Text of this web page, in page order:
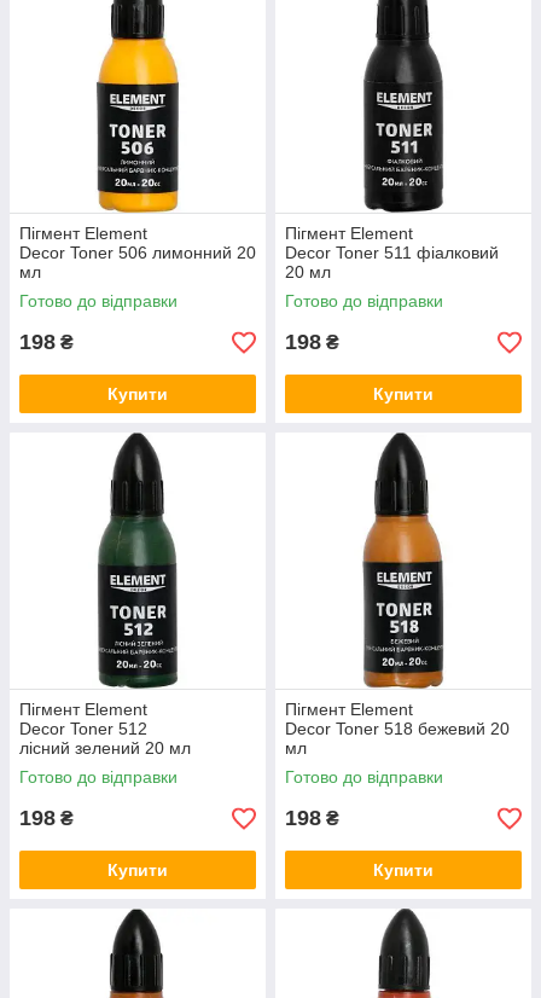
Пігмент Element
Decor Toner 506 лимонний 20
мл
Готово до відправки
198 ₴
Купити
Пігмент Element
Decor Toner 511 фіалковий
20 мл
Готово до відправки
198 ₴
Купити
Пігмент Element
Decor Toner 512
лісний зелений 20 мл
Готово до відправки
198 ₴
Купити
Пігмент Element
Decor Toner 518 бежевий 20
мл
Готово до відправки
198 ₴
Купити